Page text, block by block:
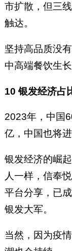
市扩散，但三
触达。
坚持高品质没
中高端餐饮生
10 银发经济占
2023年，中国
亿，中国也将
银发经济的崛
人一样，信奉
平台分享，已
银发大军。
当然，因为疫